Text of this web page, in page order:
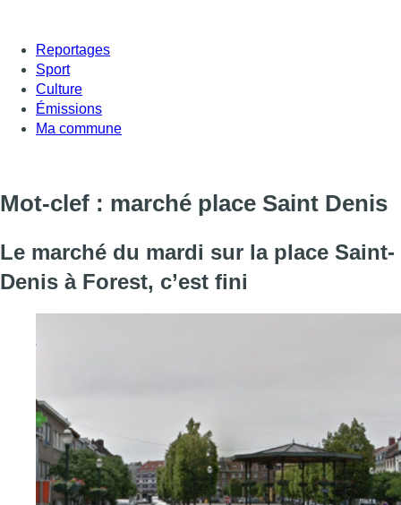
Reportages
Sport
Culture
Émissions
Ma commune
Mot-clef : marché place Saint Denis
Le marché du mardi sur la place Saint-
Denis à Forest, c’est fini